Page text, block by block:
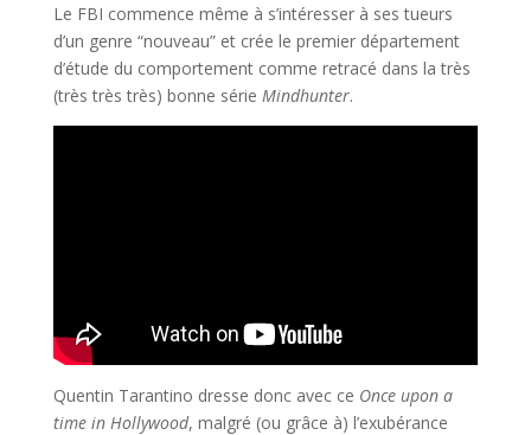
Le FBI commence même à s’intéresser à ses tueurs
d’un genre “nouveau” et crée le premier département
d’étude du comportement comme retracé dans la très
(très très très) bonne série Mindhunter.
Quentin Tarantino dresse donc avec ce Once upon a
time in Hollywood, malgré (ou grâce à) l’exubérance